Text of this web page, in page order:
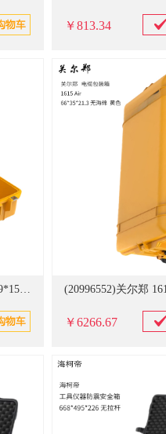
￥813.34
(20996551)关尔郑 1485 Air 45.1*25.9*15.6无海绵 电缆包装箱 黄色(单位：件)
￥6266.67